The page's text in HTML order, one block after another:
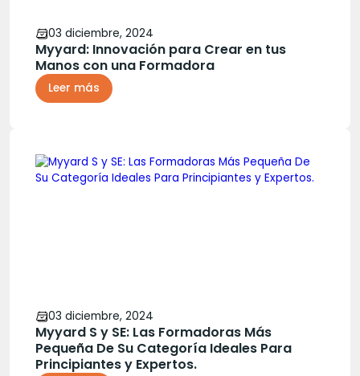
03 diciembre, 2024
Myyard: Innovación para Crear en tus
Manos con una Formadora
Leer más
03 diciembre, 2024
Myyard S y SE: Las Formadoras Más
Pequeña De Su Categoría Ideales Para
Principiantes y Expertos.